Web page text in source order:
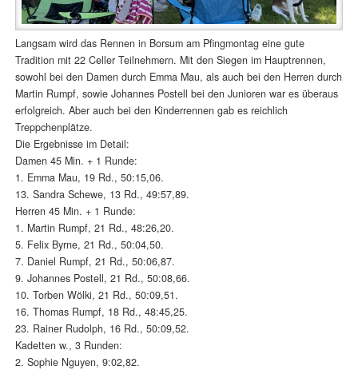
Langsam wird das Rennen in Borsum am Pfingmontag eine gute
Tradition mit 22 Celler Teilnehmern. Mit den Siegen im Hauptrennen,
sowohl bei den Damen durch Emma Mau, als auch bei den Herren durch
Martin Rumpf, sowie Johannes Postell bei den Junioren war es überaus
erfolgreich. Aber auch bei den Kinderrennen gab es reichlich
Treppchenplätze.
Die Ergebnisse im Detail:
Damen 45 Min. + 1 Runde:
1. Emma Mau, 19 Rd., 50:15,06.
13. Sandra Schewe, 13 Rd., 49:57,89.
Herren 45 Min. + 1 Runde:
1. Martin Rumpf, 21 Rd., 48:26,20.
5. Felix Byrne, 21 Rd., 50:04,50.
7. Daniel Rumpf, 21 Rd., 50:06,87.
9. Johannes Postell, 21 Rd., 50:08,66.
10. Torben Wölki, 21 Rd., 50:09,51.
16. Thomas Rumpf, 18 Rd., 48:45,25.
23. Rainer Rudolph, 16 Rd., 50:09,52.
Kadetten w., 3 Runden:
2. Sophie Nguyen, 9:02,82.